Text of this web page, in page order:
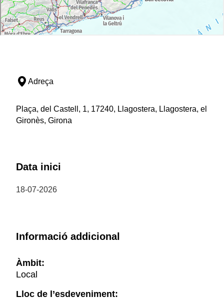
Adreça
Plaça, del Castell, 1, 17240, Llagostera, Llagostera, el
Gironès, Girona
Data inici
18-07-2026
Informació addicional
Àmbit:
Local
Lloc de l’esdeveniment: